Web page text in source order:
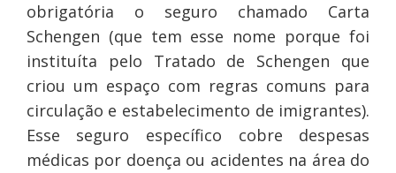
obrigatória o seguro chamado Carta
Schengen (que tem esse nome porque foi
instituíta pelo Tratado de Schengen que
criou um espaço com regras comuns para
circulação e estabelecimento de imigrantes).
Esse seguro específico cobre despesas
médicas por doença ou acidentes na área do